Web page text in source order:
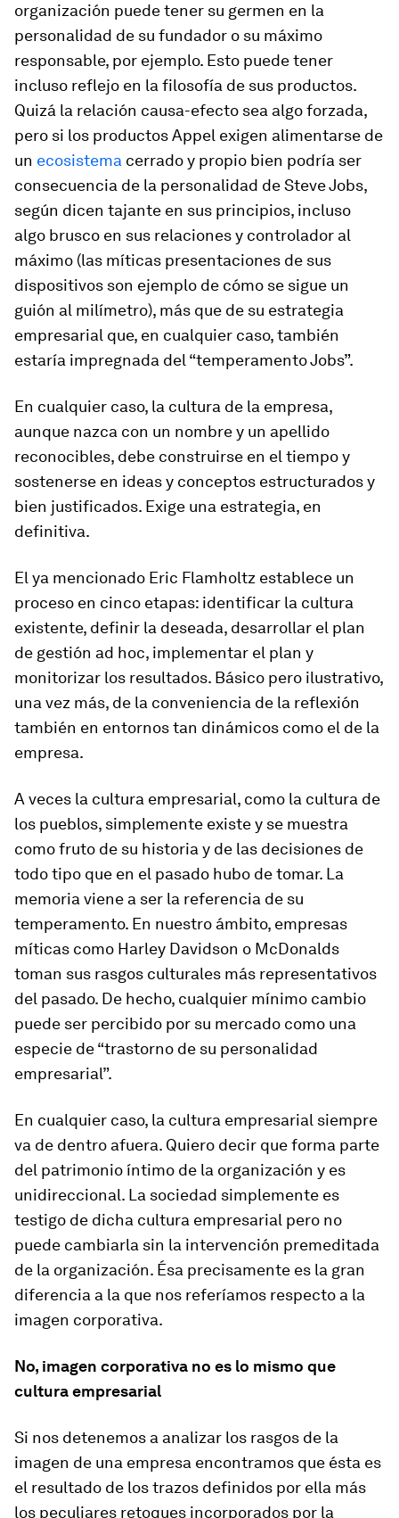
organización puede tener su germen en la
personalidad de su fundador o su máximo
responsable, por ejemplo. Esto puede tener
incluso reflejo en la filosofía de sus productos.
Quizá la relación causa-efecto sea algo forzada,
pero si los productos Appel exigen alimentarse de
un ecosistema cerrado y propio bien podría ser
consecuencia de la personalidad de Steve Jobs,
según dicen tajante en sus principios, incluso
algo brusco en sus relaciones y controlador al
máximo (las míticas presentaciones de sus
dispositivos son ejemplo de cómo se sigue un
guión al milímetro), más que de su estrategia
empresarial que, en cualquier caso, también
estaría impregnada del “temperamento Jobs”.
En cualquier caso, la cultura de la empresa,
aunque nazca con un nombre y un apellido
reconocibles, debe construirse en el tiempo y
sostenerse en ideas y conceptos estructurados y
bien justificados. Exige una estrategia, en
definitiva.
El ya mencionado Eric Flamholtz establece un
proceso en cinco etapas: identificar la cultura
existente, definir la deseada, desarrollar el plan
de gestión ad hoc, implementar el plan y
monitorizar los resultados. Básico pero ilustrativo,
una vez más, de la conveniencia de la reflexión
también en entornos tan dinámicos como el de la
empresa.
A veces la cultura empresarial, como la cultura de
los pueblos, simplemente existe y se muestra
como fruto de su historia y de las decisiones de
todo tipo que en el pasado hubo de tomar. La
memoria viene a ser la referencia de su
temperamento. En nuestro ámbito, empresas
míticas como Harley Davidson o McDonalds
toman sus rasgos culturales más representativos
del pasado. De hecho, cualquier mínimo cambio
puede ser percibido por su mercado como una
especie de “trastorno de su personalidad
empresarial”.
En cualquier caso, la cultura empresarial siempre
va de dentro afuera. Quiero decir que forma parte
del patrimonio íntimo de la organización y es
unidireccional. La sociedad simplemente es
testigo de dicha cultura empresarial pero no
puede cambiarla sin la intervención premeditada
de la organización. Ésa precisamente es la gran
diferencia a la que nos referíamos respecto a la
imagen corporativa.
No, imagen corporativa no es lo mismo que
cultura empresarial
Si nos detenemos a analizar los rasgos de la
imagen de una empresa encontramos que ésta es
el resultado de los trazos definidos por ella más
los peculiares retoques incorporados por la